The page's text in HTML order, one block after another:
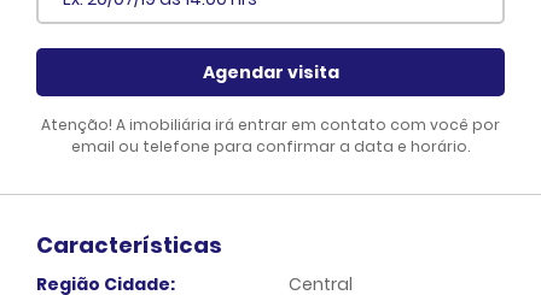
Agendar visita
Atenção! A imobiliária irá entrar em contato com você por
email ou telefone para confirmar a data e horário.
Características
Região Cidade: Central